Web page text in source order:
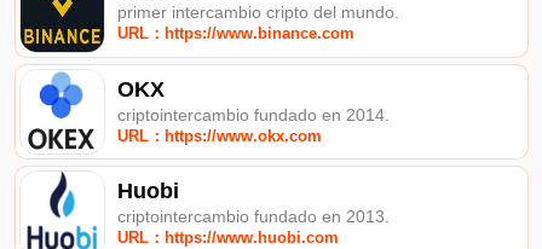
primer intercambio cripto del mundo.
URL：https://www.binance.com
OKX
criptointercambio fundado en 2014.
URL：https://www.okx.com
Huobi
criptointercambio fundado en 2013.
URL：https://www.huobi.com